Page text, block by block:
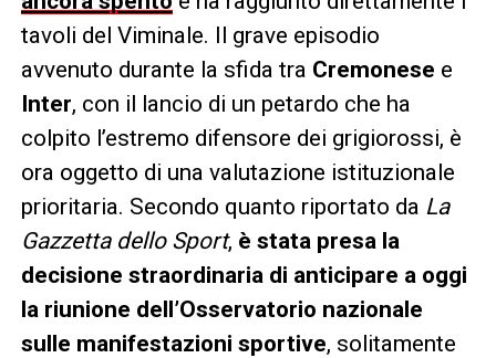
tavoli del Viminale. Il grave episodio
avvenuto durante la sfida tra Cremonese e
Inter, con il lancio di un petardo che ha
colpito l’estremo difensore dei grigiorossi, è
ora oggetto di una valutazione istituzionale
prioritaria. Secondo quanto riportato da La
Gazzetta dello Sport, è stata presa la
decisione straordinaria di anticipare a oggi
la riunione dell’Osservatorio nazionale
sulle manifestazioni sportive, solitamente